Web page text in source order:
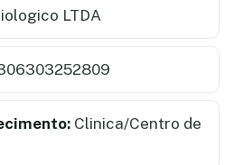
LTDA
Clinica/Centro de